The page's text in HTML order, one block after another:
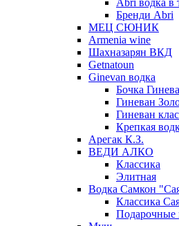
Abri водка в
Бренди Abri
МЕЦ СЮНИК
Armenia wine
Шахназарян ВКД
Getnatoun
Ginevan водка
Бочка
Гиневан
Гиневан
Крепкая
Арегак К.З.
ВЕДИ АЛКО
Классика
Элитная
Водка Самкон
Классика
Подарочные